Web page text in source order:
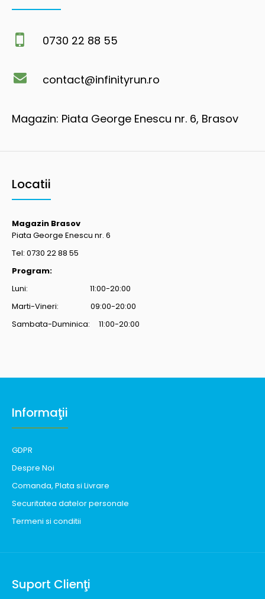
0730 22 88 55
contact@infinityrun.ro
Magazin: Piata George Enescu nr. 6, Brasov
Locatii
Magazin Brasov
Piata George Enescu nr. 6
Tel: 0730 22 88 55
Program:
Luni: 11:00-20:00
Marti-Vineri: 09:00-20:00
Sambata-Duminica: 11:00-20:00
Informaţii
GDPR
Despre Noi
Comanda, Plata si Livrare
Securitatea datelor personale
Termeni si conditii
Suport Clienţi